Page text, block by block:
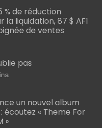
% de réduction
liquidation, 87 $ AF1
de ventes
pas
un nouvel album
écoutez « Theme For
»